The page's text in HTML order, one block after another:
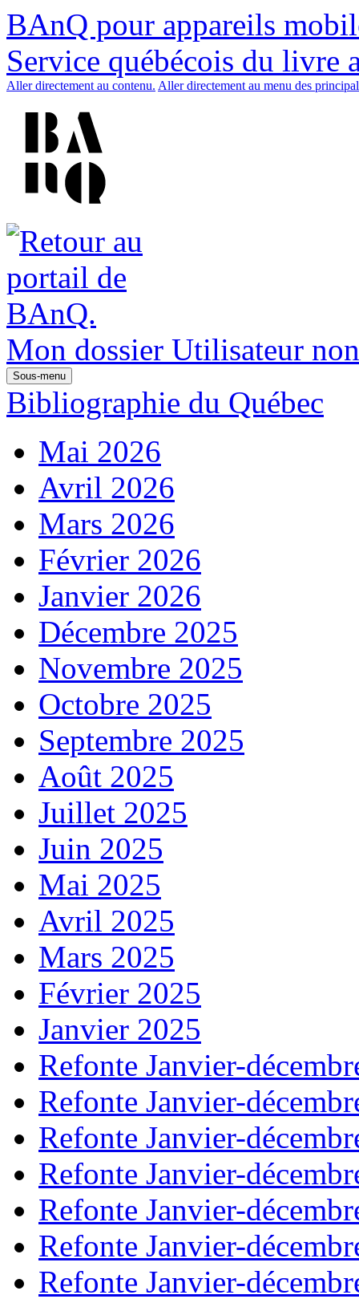
BAnQ pour appareils
Service québécois du livre
Aller directement au contenu. Aller directement au menu des
Mon dossier Utilisateur
Sous-menu
Bibliographie du Québec
Mai 2026
Avril 2026
Mars 2026
Février 2026
Janvier 2026
Décembre 2025
Novembre 2025
Octobre 2025
Septembre 2025
Août 2025
Juillet 2025
Juin 2025
Mai 2025
Avril 2025
Mars 2025
Février 2025
Janvier 2025
Refonte Janvier-
Refonte Janvier-
Refonte Janvier-
Refonte Janvier-
Refonte Janvier-
Refonte Janvier-
Refonte Janvier-